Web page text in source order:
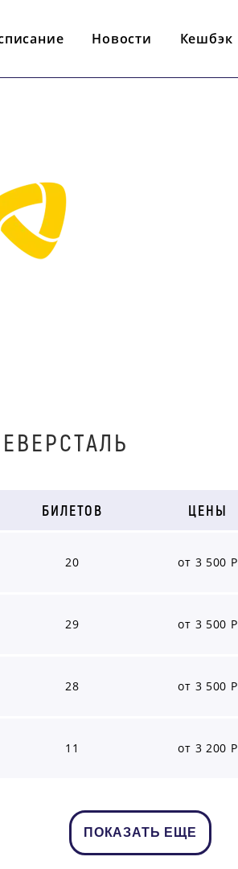
Новости Кешбэк
БИЛЕТОВ ЦЕНЫ
20 от 3 500 Р
29 от 3 500 Р
28 от 3 500 Р
11 от 3 200 Р
ПОКАЗАТЬ ЕЩЕ